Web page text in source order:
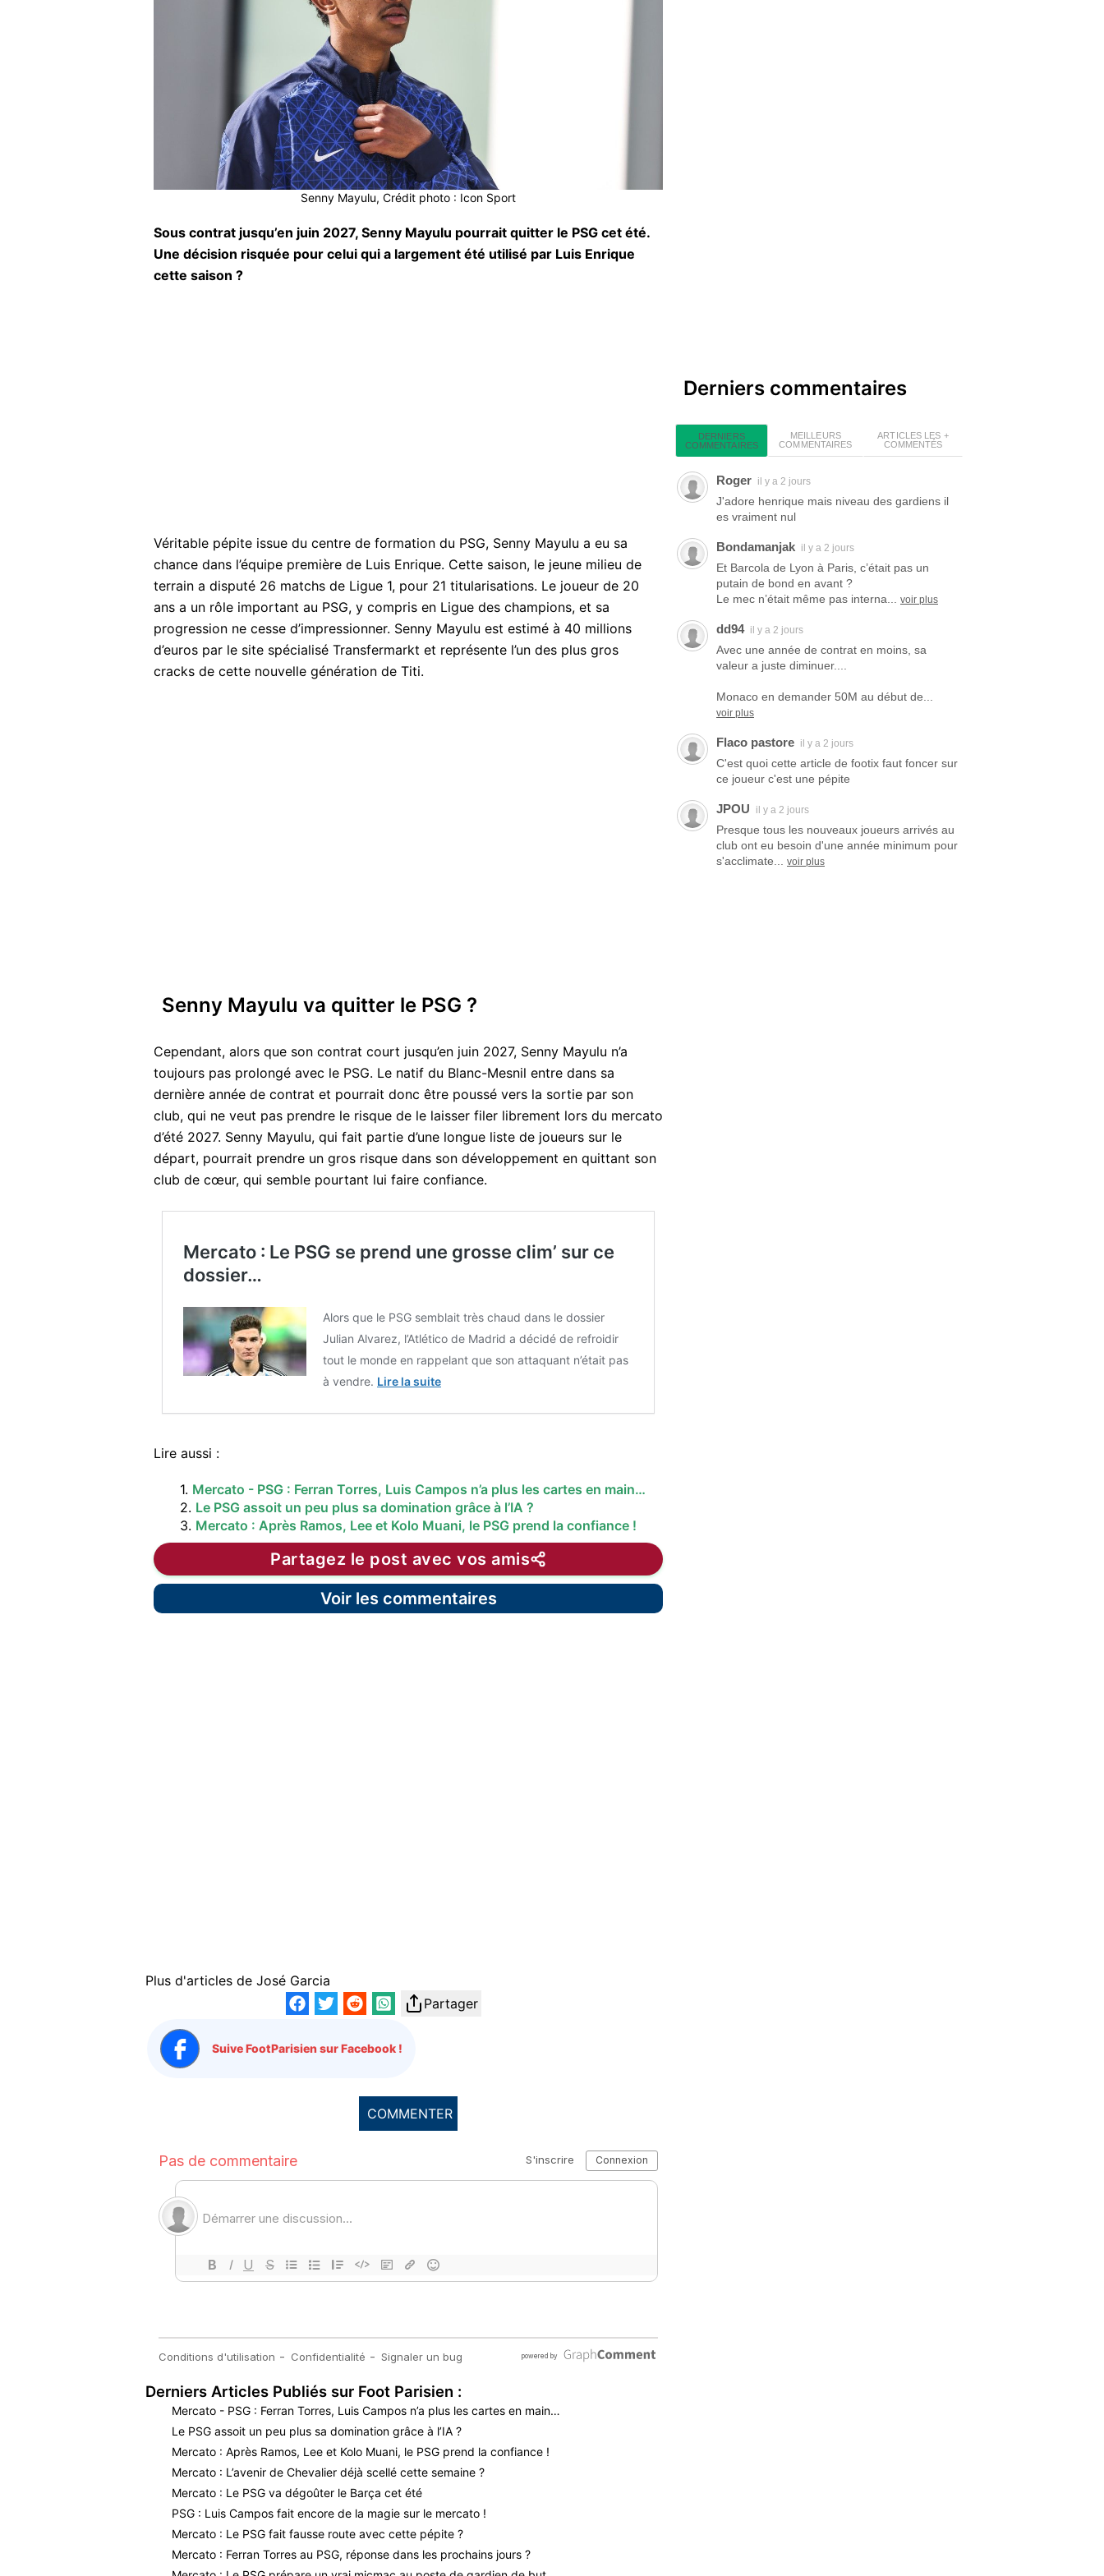
Senny Mayulu, Crédit photo : Icon Sport
Sous contrat jusqu’en juin 2027, Senny Mayulu pourrait quitter le PSG cet été.
Une décision risquée pour celui qui a largement été utilisé par Luis Enrique
cette saison ?
Véritable pépite issue du centre de formation du PSG, Senny Mayulu a eu sa
chance dans l’équipe première de Luis Enrique. Cette saison, le jeune milieu de
terrain a disputé 26 matchs de Ligue 1, pour 21 titularisations. Le joueur de 20
ans a un rôle important au PSG, y compris en Ligue des champions, et sa
progression ne cesse d’impressionner. Senny Mayulu est estimé à 40 millions
d’euros par le site spécialisé Transfermarkt et représente l’un des plus gros
cracks de cette nouvelle génération de Titi.
Senny Mayulu va quitter le PSG ?
Cependant, alors que son contrat court jusqu’en juin 2027, Senny Mayulu n’a
toujours pas prolongé avec le PSG. Le natif du Blanc-Mesnil entre dans sa
dernière année de contrat et pourrait donc être poussé vers la sortie par son
club, qui ne veut pas prendre le risque de le laisser filer librement lors du mercato
d’été 2027. Senny Mayulu, qui fait partie d’une longue liste de joueurs sur le
départ, pourrait prendre un gros risque dans son développement en quittant son
club de cœur, qui semble pourtant lui faire confiance.
Mercato : Le PSG se prend une grosse clim’ sur ce
dossier…
Alors que le PSG semblait très chaud dans le dossier
Julian Alvarez, l’Atlético de Madrid a décidé de refroidir
tout le monde en rappelant que son attaquant n’était pas
à vendre. Lire la suite
Lire aussi :
1. Mercato - PSG : Ferran Torres, Luis Campos n’a plus les cartes en main…
2. Le PSG assoit un peu plus sa domination grâce à l’IA ?
3. Mercato : Après Ramos, Lee et Kolo Muani, le PSG prend la confiance !
Partagez le post avec vos amis
Voir les commentaires
Plus d'articles de José Garcia
Partager
Suive FootParisien sur Facebook !
COMMENTER
Derniers Articles Publiés sur Foot Parisien :
Mercato - PSG : Ferran Torres, Luis Campos n’a plus les cartes en main…
Le PSG assoit un peu plus sa domination grâce à l’IA ?
Mercato : Après Ramos, Lee et Kolo Muani, le PSG prend la confiance !
Mercato : L’avenir de Chevalier déjà scellé cette semaine ?
Mercato : Le PSG va dégoûter le Barça cet été
PSG : Luis Campos fait encore de la magie sur le mercato !
Mercato : Le PSG fait fausse route avec cette pépite ?
Mercato : Ferran Torres au PSG, réponse dans les prochains jours ?
Derniers commentaires
DERNIERS
COMMENTAIRES
MEILLEURS
COMMENTAIRES
ARTICLES LES +
COMMENTÉS
Roger il y a 2 jours
J'adore henrique mais niveau des gardiens il
es vraiment nul
Bondamanjak il y a 2 jours
Et Barcola de Lyon à Paris, c’était pas un
putain de bond en avant ?
Le mec n’était même pas interna...
voir plus
dd94 il y a 2 jours
Avec une année de contrat en moins, sa
valeur a juste diminuer....
Monaco en demander 50M au début de...
voir plus
Flaco pastore il y a 2 jours
C'est quoi cette article de footix faut foncer sur
ce joueur c'est une pépite
JPOU il y a 2 jours
Presque tous les nouveaux joueurs arrivés au
club ont eu besoin d'une année minimum pour
s'acclimate...
voir plus